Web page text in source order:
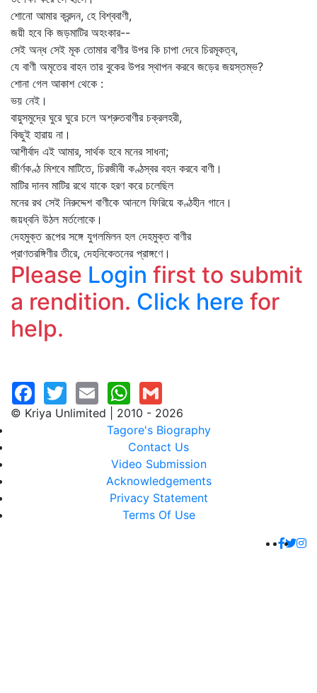
শোনো আমার ক্রন্দন, হে বিশ্ববাণী,
জয়ী হবে কি জড়মাটির অহংকার--
সেই অন্ধ সেই মূক তোমার বাণীর উপর কি চাপা দেবে চিরমূকত্ব,
যে বাণী অমৃতের বাহন তার বুকের উপর স্থাপন করবে জড়ের জয়স্তম্ভ?
শোনা গেল আকাশ থেকে :
ভয় নেই।
বায়ুসমুদ্রে ঘুরে ঘুরে চলে অশ্রুতবাণীর চক্রলহরী,
কিছুই হারায় না।
আশীর্বাদ এই আমার, সার্থক হবে মনের সাধনা;
জীর্ণকণ্ঠ মিশবে মাটিতে, চিরজীবী কণ্ঠস্বর বহন করবে বাণী।
মাটির দানব মাটির রথে যাকে হরণ করে চলেছিল
মনের রথ সেই নিরুদ্দেশ বাণীকে আনলে ফিরিয়ে কণ্ঠহীন গানে।
জয়ধ্বনি উঠল মর্তলোকে।
দেহমুক্ত রূপের সঙ্গে যুগলমিলন হল দেহমুক্ত বাণীর
প্রাণতরঙ্গিণীর তীরে, দেহনিকেতনের প্রাঙ্গণে।
Please Login first to submit
a rendition. Click here for
help.
© Kriya Unlimited | 2010 - 2026
Tagore's Biography
Contact Us
Video Submission
Acknowledgements
Privacy Statement
Terms Of Use